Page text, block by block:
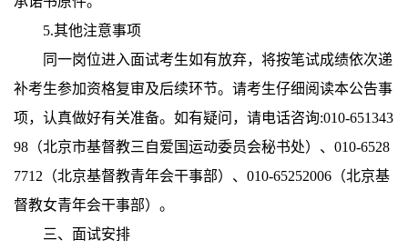
5.其他注意事项
同一岗位进入面试考生如有放弃，将按笔试成绩依次递
补考生参加资格复审及后续环节。请考生仔细阅读本公告事
项，认真做好有关准备。如有疑问，请电话咨询:010-651343
98（北京市基督教三自爱国运动委员会秘书处）、010-6528
7712（北京基督教青年会干事部）、010-65252006（北京基
督教女青年会干事部）。
三、面试安排